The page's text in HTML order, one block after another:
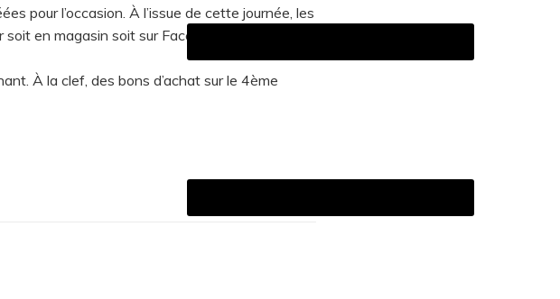
pour l’occasion. À l’issue de cette journée, les
en magasin soit sur Facebook où une page
À la clef, des bons d’achat sur le 4ème